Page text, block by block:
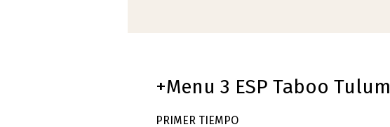
+Menu 3 ESP Taboo Tulum
PRIMER TIEMPO